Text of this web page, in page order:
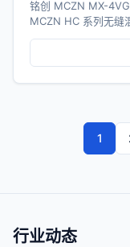
铭创 MCZN MX-
MCZN HC 系列无缝
量、音频（选配）信
1
行业动态